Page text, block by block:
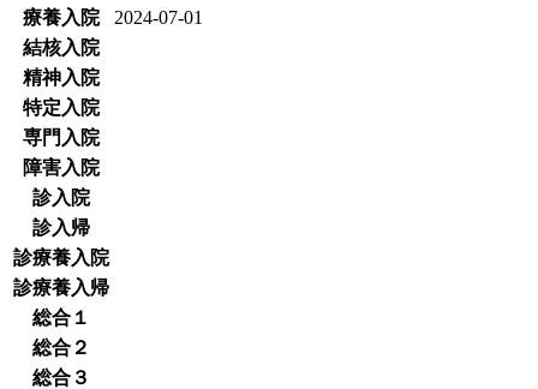
療養入院
2024-07-01
結核入院
精神入院
特定入院
専門入院
障害入院
診入院
診入帰
診療養入院
診療養入帰
総合１
総合２
総合３